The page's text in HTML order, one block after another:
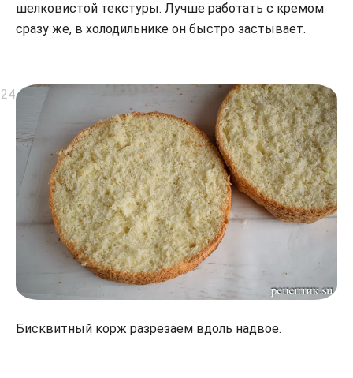
шелковистой текстуры. Лучше работать с кремом
сразу же, в холодильнике он быстро застывает.
Бисквитный корж разрезаем вдоль надвое.